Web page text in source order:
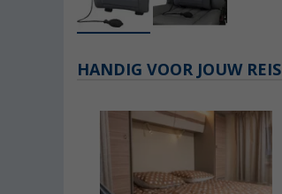
HANDIG VOOR JOUW REIS